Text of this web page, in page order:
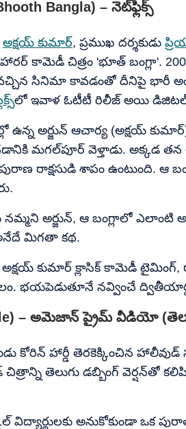
Bangla) – నెట్‌ఫ్లిక్స్
అక్షయ్ కుమార్, ప్రముఖ దర్శకుడు
హారర్ కామెడీ చిత్రం 'భూత్ బంగ్లా'.
సినిమా కావడంతో దీనిపై భారీ
లో ఇవాళ ఓటీటీ రిలీజ్ అయి డిజిటల్
ఉన్న అర్జున్ ఆచార్య (అక్షయ్
మగల్‌పూర్ వెళ్తాడు. అక్కడ
రాక్షసుడి శాపం ఉంటుంది. ఆ
అర్జున్, ఆ బంగ్లాలో ఎలాంటి
మిగతా కథ.
అక్షయ్ కుమార్ క్లాసిక్ కామెడీ
భయపెడుతూనే నవ్వించే ద్వితీయార్థం
– అమెజాన్ ప్రైమ్ వీడియో
కోరిన్ హార్డీ తెరకెక్కించిన
తెలుగు డబ్బింగ్ వెర్షన్‌తో
విద్యార్థులకు అనుకోకుండా ఒక